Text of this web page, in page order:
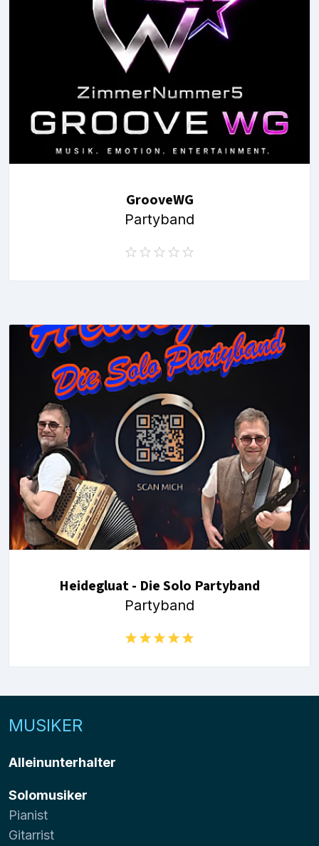
GrooveWG
Partyband
Heidegluat - Die Solo Partyband
Partyband
MUSIKER
Alleinunterhalter
Solomusiker
Pianist
Gitarrist